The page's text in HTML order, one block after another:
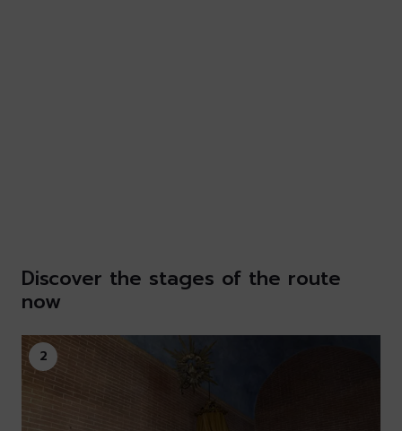
Discover the stages of the route
now
2